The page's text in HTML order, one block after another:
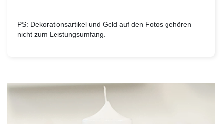
PS: Dekorationsartikel und Geld auf den Fotos gehören
nicht zum Leistungsumfang.